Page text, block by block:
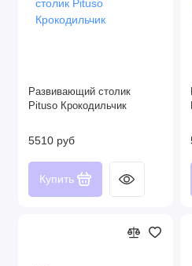
Развивающий столик
Pituso Крокодильчик
5510 руб
Купить